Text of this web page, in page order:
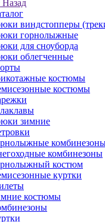
Назад
виндстопперы
горнолыжные
для сноуборда
облегченные
костюмы
костюмы
зимние
комбинезоны
костюм
куртки
костюмы